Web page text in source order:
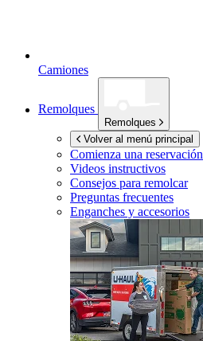
Camiones
Remolques
Remolques
Volver al menú principal
Comienza una reservación
Videos instructivos
Consejos para remolcar
Preguntas frecuentes
Enganches y accesorios